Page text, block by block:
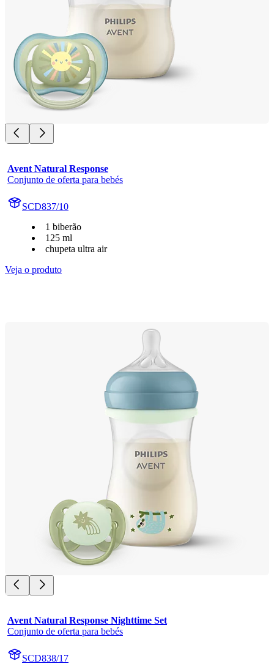
Avent Natural Response
Conjunto de oferta para bebés
SCD837/10
1 biberão
125 ml
chupeta ultra air
Veja o produto
Avent Natural Response Nighttime Set
Conjunto de oferta para bebés
SCD838/17